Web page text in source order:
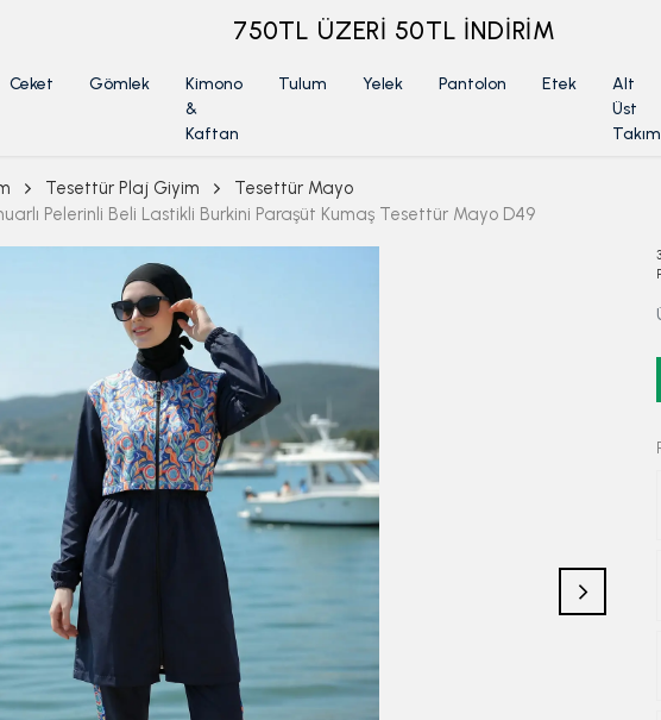
ÜYELİKSİZ SİPARİŞ İADE TALEBİ İÇİN TIKLA
Ceket Gömlek
Kimono
&
Kaftan
Tulum Yelek Pantolon Etek
Alt
Üst
Takım
Tesettür Plaj Giyim
Tesettür Mayo
Pelerinli Beli Lastikli Burkini Paraşüt Kumaş Tesettür Mayo D49